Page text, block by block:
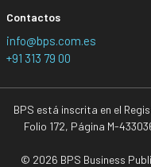
Contactos
info@bps.com.es
+91 313 79 00
BPS está inscrita en el
Folio 172, Página M-
© 2026 BPS Business